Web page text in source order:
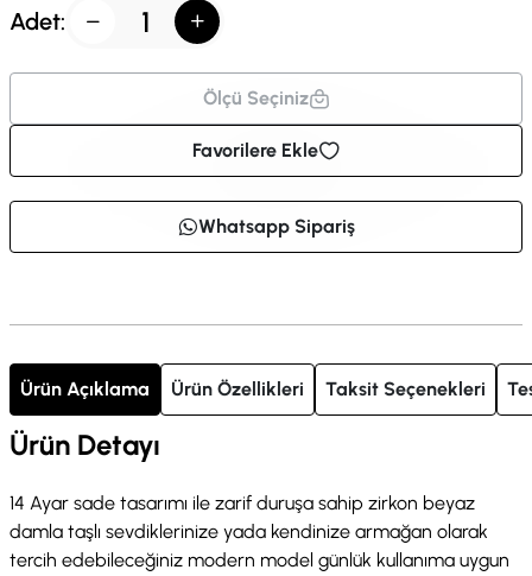
Adet:
Ölçü Seçiniz
Favorilere Ekle
Whatsapp Sipariş
Ürün Açıklama Ürün Özellikleri Taksit Seçenekleri
Ürün Detayı
14 Ayar sade tasarımı ile zarif duruşa sahip zirkon beyaz
damla taşlı sevdiklerinize yada kendinize armağan olarak
tercih edebileceğiniz modern model günlük kullanıma uygun